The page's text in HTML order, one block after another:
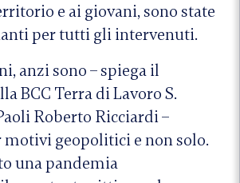
e ai giovani, sono state
per tutti gli intervenuti.
anzi sono – spiega il
BCC Terra di Lavoro S.
Roberto Ricciardi –
motivi geopolitici e non solo.
una pandemia